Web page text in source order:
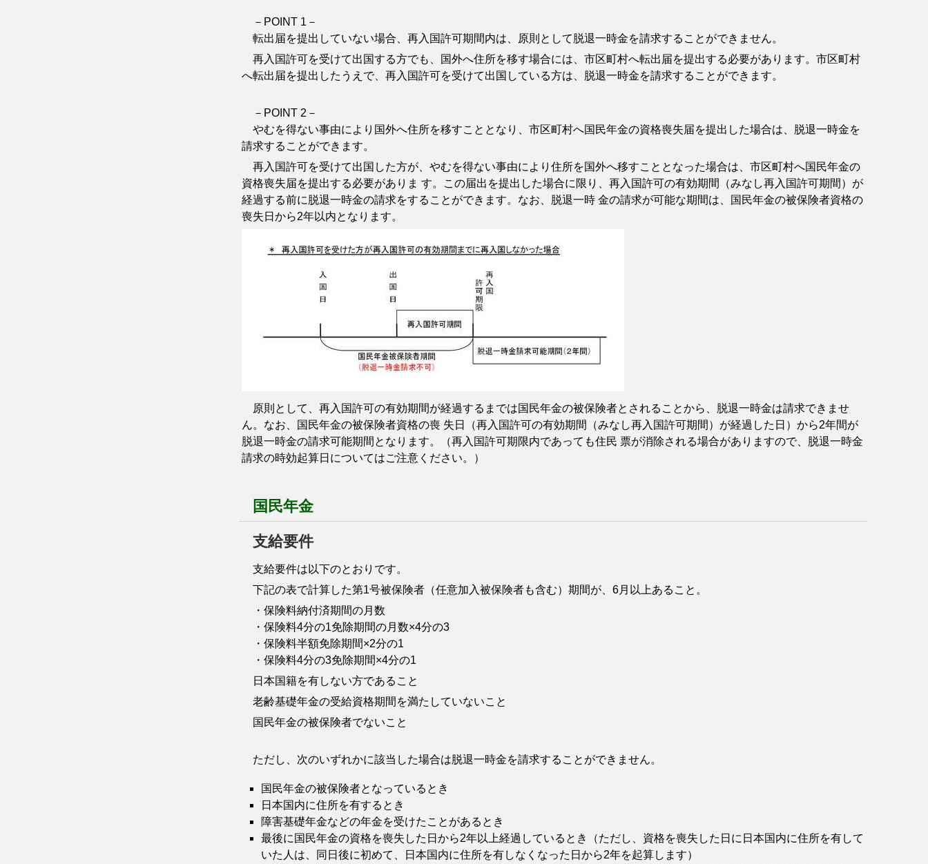
－POINT 1－
転出届を提出していない場合、再入国許可期間内は、原則として脱退一時金を請求することができません。
再入国許可を受けて出国する方でも、国外へ住所を移す場合には、市区町村へ転出届を提出する必要があります。市区町村
へ転出届を提出したうえで、再入国許可を受けて出国している方は、脱退一時金を請求することができます。
－POINT 2－
やむを得ない事由により国外へ住所を移すこととなり、市区町村へ国民年金の資格喪失届を提出した場合は、脱退一時金を
請求することができます。
再入国許可を受けて出国した方が、やむを得ない事由により住所を国外へ移すこととなった場合は、市区町村へ国民年金の
資格喪失届を提出する必要がありま す。この届出を提出した場合に限り、再入国許可の有効期間（みなし再入国許可期間）が
経過する前に脱退一時金の請求をすることができます。なお、脱退一時 金の請求が可能な期間は、国民年金の被保険者資格の
喪失日から2年以内となります。
原則として、再入国許可の有効期間が経過するまでは国民年金の被保険者とされることから、脱退一時金は請求できませ
ん。なお、国民年金の被保険者資格の喪 失日（再入国許可の有効期間（みなし再入国許可期間）が経過した日）から2年間が
脱退一時金の請求可能期間となります。（再入国許可期限内であっても住民 票が消除される場合がありますので、脱退一時金
請求の時効起算日についてはご注意ください。）
国民年金
支給要件
支給要件は以下のとおりです。
下記の表で計算した第1号被保険者（任意加入被保険者も含む）期間が、6月以上あること。
・保険料納付済期間の月数
・保険料4分の1免除期間の月数×4分の3
・保険料半額免除期間×2分の1
・保険料4分の3免除期間×4分の1
日本国籍を有しない方であること
老齢基礎年金の受給資格期間を満たしていないこと
国民年金の被保険者でないこと
ただし、次のいずれかに該当した場合は脱退一時金を請求することができません。
国民年金の被保険者となっているとき
日本国内に住所を有するとき
障害基礎年金などの年金を受けたことがあるとき
最後に国民年金の資格を喪失した日から2年以上経過しているとき
（ただし、資格を喪失した日に日本国内に住所を有して
いた人は、同日後に初めて、日本国内に住所を有しなくなった日から2年を起算します）